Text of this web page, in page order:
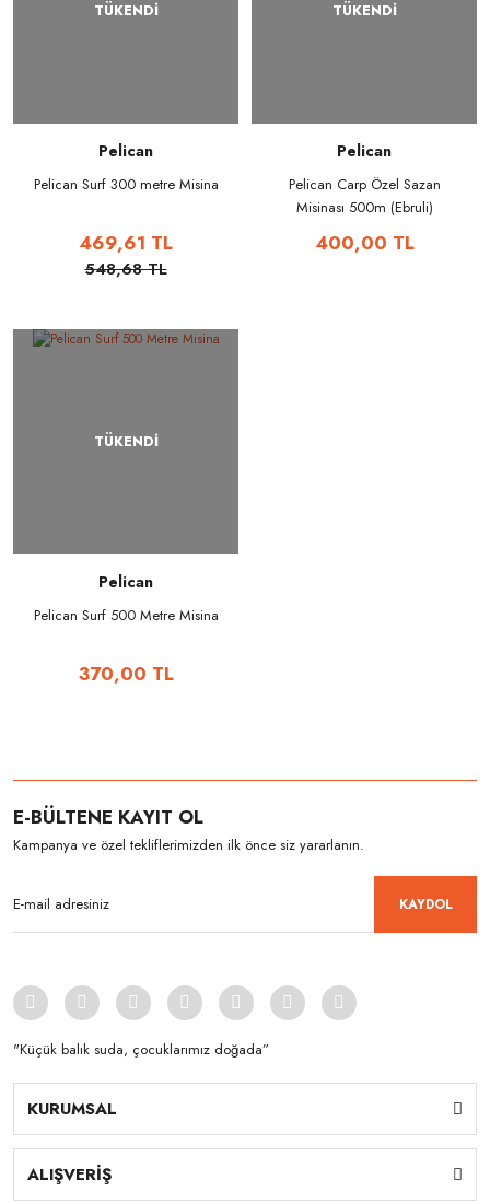
TÜKENDİ
Pelican
Pelican Surf 300 metre Misina
469,61 TL
548,68 TL
TÜKENDİ
Pelican
Pelican Carp Özel Sazan
Misinası 500m (Ebruli)
400,00 TL
TÜKENDİ
Pelican
Pelican Surf 500 Metre Misina
370,00 TL
E-BÜLTENE KAYIT OL
Kampanya ve özel tekliflerimizden ilk önce siz yararlanın.
KAYDOL
"Küçük balık suda, çocuklarımız doğada”
KURUMSAL
ALIŞVERİŞ